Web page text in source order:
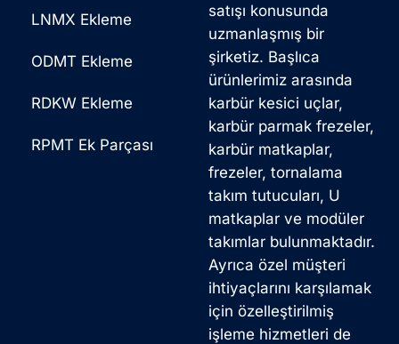
satışı konusunda
uzmanlaşmış bir
şirketiz. Başlıca
ürünlerimiz arasında
karbür kesici uçlar,
karbür parmak frezeler,
karbür matkaplar,
frezeler, tornalama
takım tutucuları, U
matkaplar ve modüler
takımlar bulunmaktadır.
Ayrıca özel müşteri
ihtiyaçlarını karşılamak
için özelleştirilmiş
işleme hizmetleri de
LNMX Ekleme
ODMT Ekleme
RDKW Ekleme
RPMT Ek Parçası